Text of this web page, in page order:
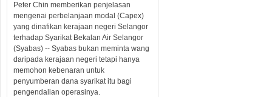
Peter Chin memberikan penjelasan
mengenai perbelanjaan modal (Capex)
yang dinafikan kerajaan negeri Selangor
terhadap Syarikat Bekalan Air Selangor
(Syabas) -- Syabas bukan meminta wang
daripada kerajaan negeri tetapi hanya
memohon kebenaran untuk
penyumberan dana syarikat itu bagi
pengendalian operasinya.